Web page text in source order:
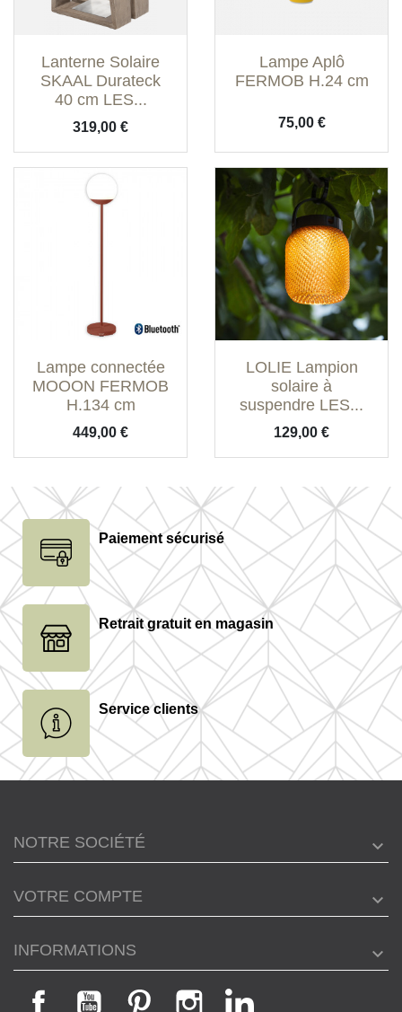
Lanterne Solaire
SKAAL Durateck
40 cm LES...
Prix
319,00 €
Lampe Aplô
FERMOB H.24 cm
Prix
75,00 €
Lampe connectée
MOOON FERMOB
H.134 cm
Prix
449,00 €
LOLIE Lampion
solaire à
suspendre LES...
Prix
129,00 €
Paiement sécurisé
Retrait gratuit en magasin
Service clients
NOTRE SOCIÉTÉ
VOTRE COMPTE
INFORMATIONS